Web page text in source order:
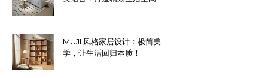
MUJI 风格家居设计：极简美
学，让生活回归本质！